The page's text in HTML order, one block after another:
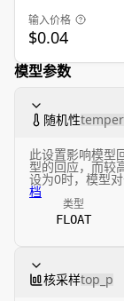
输入价格
$0.04
模型参数
随机性
此设置影响模型
型的回应，而较
设为0时，模型
档
类型
FLOAT
核采样top_p